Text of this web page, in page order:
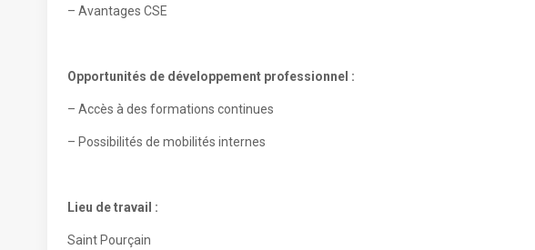
– Avantages CSE
Opportunités de développement professionnel :
– Accès à des formations continues
– Possibilités de mobilités internes
Lieu de travail :
Saint Pourçain